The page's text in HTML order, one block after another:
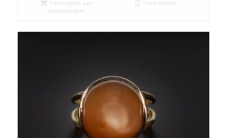
Toevoegen aan
winkelwagen
Toon details